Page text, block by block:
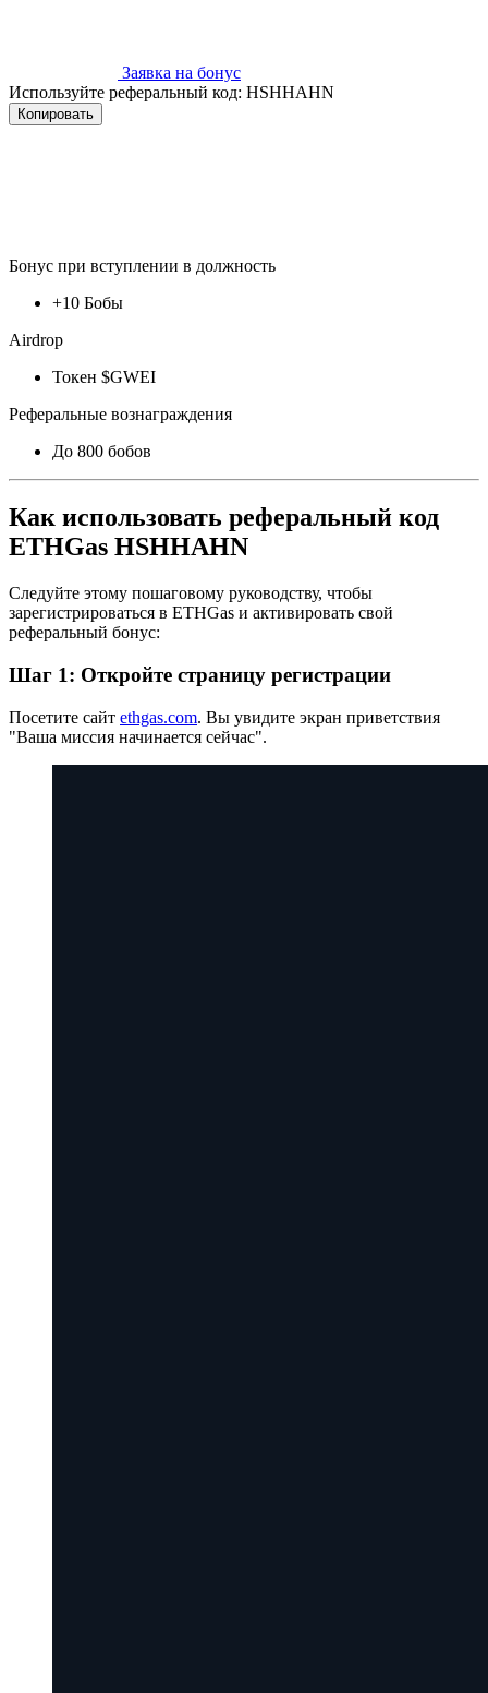
Заявка на бонус
Используйте реферальный код: HSHHAHN
Копировать
Бонус при вступлении в должность
+10 Бобы
Airdrop
Токен $GWEI
Реферальные вознаграждения
До 800 бобов
Как использовать реферальный код
ETHGas HSHHAHN
Следуйте этому пошаговому руководству, чтобы
зарегистрироваться в ETHGas и активировать свой
реферальный бонус:
Шаг 1: Откройте страницу регистрации
Посетите сайт ethgas.com. Вы увидите экран приветствия
"Ваша миссия начинается сейчас".